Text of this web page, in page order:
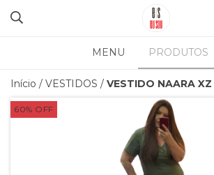
MENU PRODUTOS
Início / VESTIDOS / VESTIDO NAARA
60% OFF